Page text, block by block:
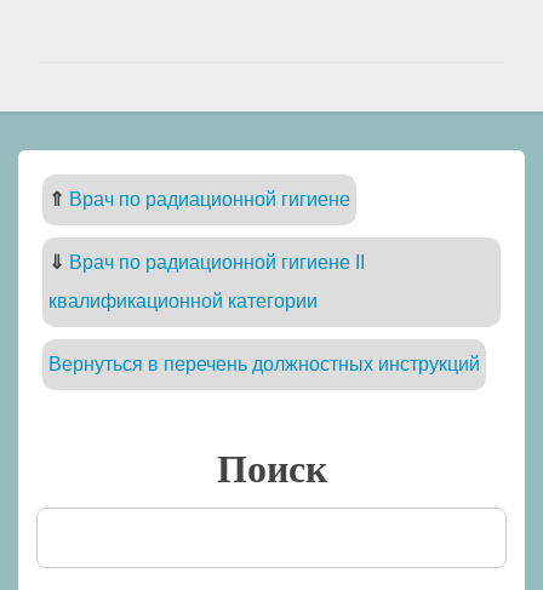
⇑ Врач по радиационной гигиене
⇓ Врач по радиационной гигиене II
квалификационной категории
Вернуться в перечень должностных инструкций
Поиск